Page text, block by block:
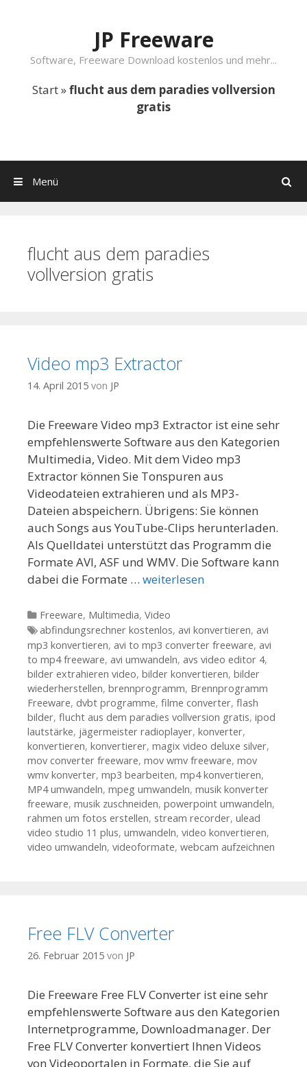
JP Freeware
Software, Freeware Download kostenlos und mehr...
Start»flucht aus dem paradies vollversion
gratis
Suchen
Menü
flucht aus dem paradies
vollversion gratis
Video mp3 Extractor
14. April 2015 von JP
Die Freeware Video mp3 Extractor ist eine sehr
empfehlenswerte Software aus den Kategorien
Multimedia, Video. Mit dem Video mp3
Extractor können Sie Tonspuren aus
Videodateien extrahieren und als MP3-
Dateien abspeichern. Übrigens: Sie können
auch Songs aus YouTube-Clips herunterladen.
Als Quelldatei unterstützt das Programm die
Formate AVI, ASF und WMV. Die Software kann
dabei die Formate … weiterlesen
Kategorien
Freeware, Multimedia, Video
Tags
abfindungsrechner kostenlos, avi konvertieren, avi
mp3 konvertieren, avi to mp3 converter freeware, avi
to mp4 freeware, avi umwandeln, avs video editor 4,
bilder extrahieren video, bilder konvertieren, bilder
wiederherstellen, brennprogramm, Brennprogramm
Freeware, dvbt programme, filme converter, flash
bilder, flucht aus dem paradies vollversion gratis, ipod
lautstärke, jägermeister radioplayer, konverter,
konvertieren, konvertierer, magix video deluxe silver,
mov converter freeware, mov wmv freeware, mov
wmv konverter, mp3 bearbeiten, mp4 konvertieren,
MP4 umwandeln, mpeg umwandeln, musik konverter
freeware, musik zuschneiden, powerpoint umwandeln,
rahmen um fotos erstellen, stream recorder, ulead
video studio 11 plus, umwandeln, video konvertieren,
video umwandeln, videoformate, webcam aufzeichnen
Free FLV Converter
26. Februar 2015 von JP
Die Freeware Free FLV Converter ist eine sehr
empfehlenswerte Software aus den Kategorien
Internetprogramme, Downloadmanager. Der
Free FLV Converter konvertiert Ihnen Videos
von Videoportalen in Formate, die Sie auf